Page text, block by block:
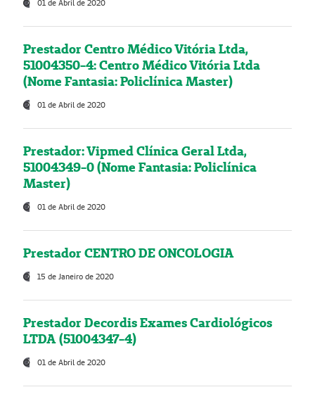
01 de Abril de 2020
Prestador Centro Médico Vitória Ltda,
51004350-4: Centro Médico Vitória Ltda
(Nome Fantasia: Policlínica Master)
01 de Abril de 2020
Prestador: Vipmed Clínica Geral Ltda,
51004349-0 (Nome Fantasia: Policlínica
Master)
01 de Abril de 2020
Prestador CENTRO DE ONCOLOGIA
15 de Janeiro de 2020
Prestador Decordis Exames Cardiológicos
LTDA (51004347-4)
01 de Abril de 2020